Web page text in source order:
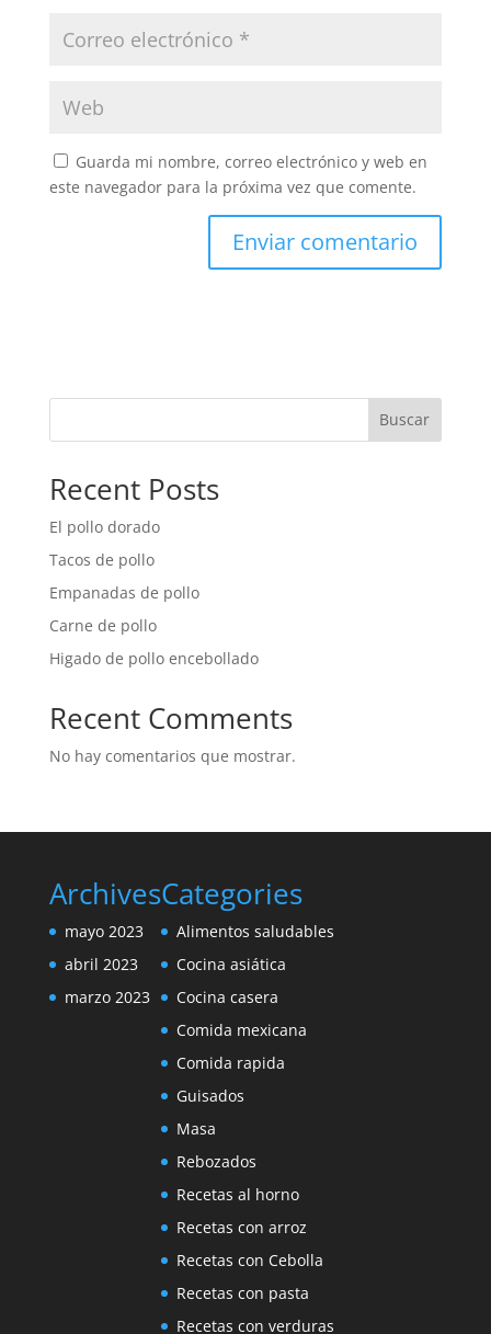
Guarda mi nombre, correo electrónico y web en
este navegador para la próxima vez que comente.
Buscar
Recent Posts
El pollo dorado
Tacos de pollo
Empanadas de pollo
Carne de pollo
Higado de pollo encebollado
Recent Comments
No hay comentarios que mostrar.
Archives
mayo 2023
abril 2023
marzo 2023
Categories
Alimentos saludables
Cocina asiática
Cocina casera
Comida mexicana
Comida rapida
Guisados
Masa
Rebozados
Recetas al horno
Recetas con arroz
Recetas con Cebolla
Recetas con pasta
Recetas con verduras